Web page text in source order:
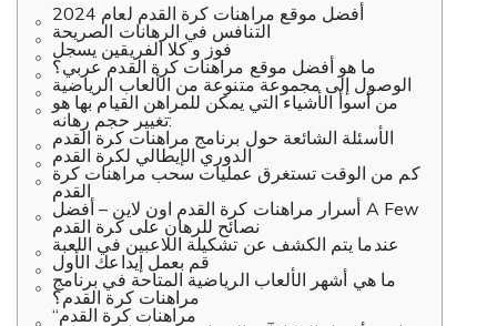
أفضل موقع مراهنات كرة القدم لعام 2024
التنافس في الرهانات الصريحة
فوز و كلا الفريقين يسجل
ما هو أفضل موقع مراهنات كرة القدم عربي؟
الوصول إلى مجموعة متنوعة من الألعاب الرياضية
من أسوأ الأشياء التي يمكن للمراهن القيام بها هو
تغيير حجم رهانه:
الأسئلة الشائعة حول برنامج مراهنات كرة القدم
الدوري الإيطالي لكرة القدم
كم من الوقت تستغرق عمليات سحب مراهنات كرة
القدم
أسرار مراهنات كرة القدم اون لاين – أفضل A Few
نصائح للرهان على كرة القدم
عندما يتم الكشف عن تشكيلة اللاعبين في اللعبة
قم بعمل إيداعك الأول
ما هي أشهر الألعاب الرياضية المتاحة في برنامج
مراهنات كرة القدم؟
“مراهنات كرة القدم